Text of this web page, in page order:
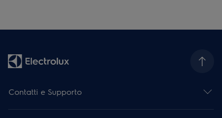
Contatti e Supporto